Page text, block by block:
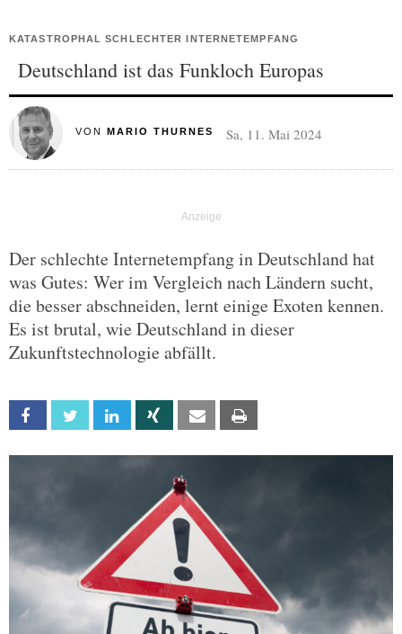
KATASTROPHAL SCHLECHTER INTERNETEMPFANG
Deutschland ist das Funkloch Europas
VON MARIO THURNES Sa, 11. Mai 2024
Der schlechte Internetempfang in Deutschland hat
was Gutes: Wer im Vergleich nach Ländern sucht,
die besser abschneiden, lernt einige Exoten kennen.
Es ist brutal, wie Deutschland in dieser
Zukunftstechnologie abfällt.
Facebook Twitter Linkedin Xing Email